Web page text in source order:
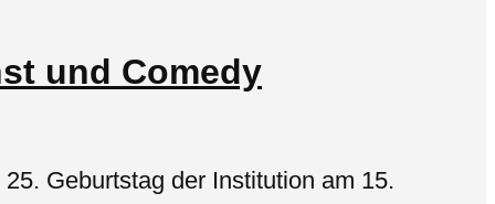
und Comedy
Geburtstag der Institution am 15.